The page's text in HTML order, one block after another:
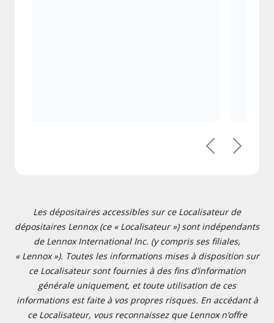
PrécédentSuivant
Les dépositaires accessibles sur ce Localisateur de
dépositaires Lennox (ce « Localisateur ») sont indépendants
de Lennox International Inc. (y compris ses filiales,
« Lennox »). Toutes les informations mises à disposition sur
ce Localisateur sont fournies à des fins d’information
générale uniquement, et toute utilisation de ces
informations est faite à vos propres risques. En accédant à
ce Localisateur, vous reconnaissez que Lennox n’offre